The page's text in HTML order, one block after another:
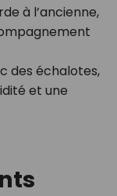
à l’ancienne,
des échalotes,
et une